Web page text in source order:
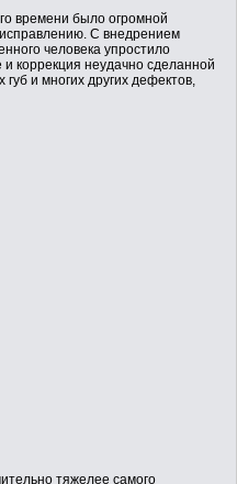
ОТВЕТЫ
времени было огромной
С внедрением
человека упростило
коррекция неудачно сделанной
и многих других дефектов,
тяжелее самого